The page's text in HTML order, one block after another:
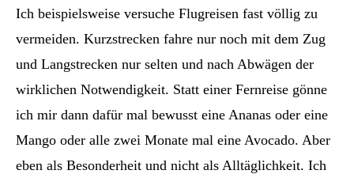
Ich beispielsweise versuche Flugreisen fast völlig zu
vermeiden. Kurzstrecken fahre nur noch mit dem Zug
und Langstrecken nur selten und nach Abwägen der
wirklichen Notwendigkeit. Statt einer Fernreise gönne
ich mir dann dafür mal bewusst eine Ananas oder eine
Mango oder alle zwei Monate mal eine Avocado. Aber
eben als Besonderheit und nicht als Alltäglichkeit. Ich